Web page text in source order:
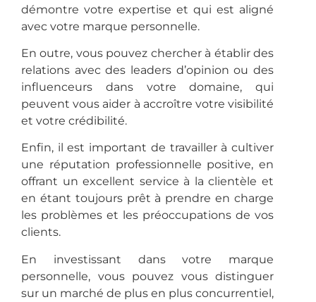
démontre votre expertise et qui est aligné
avec votre marque personnelle.
En outre, vous pouvez chercher à établir des
relations avec des leaders d’opinion ou des
influenceurs dans votre domaine, qui
peuvent vous aider à accroître votre visibilité
et votre crédibilité.
Enfin, il est important de travailler à cultiver
une réputation professionnelle positive, en
offrant un excellent service à la clientèle et
en étant toujours prêt à prendre en charge
les problèmes et les préoccupations de vos
clients.
En investissant dans votre marque
personnelle, vous pouvez vous distinguer
sur un marché de plus en plus concurrentiel,